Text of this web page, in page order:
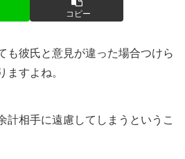
コピー
も彼氏と意見が違った場合つけら
ますよね。
計相手に遠慮してしまうというこ